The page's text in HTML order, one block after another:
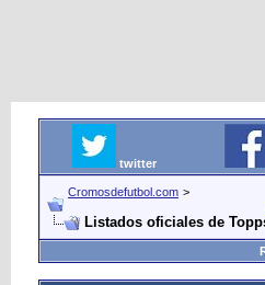
twitter
Cromosdefutbol.com >
Listados oficiales de